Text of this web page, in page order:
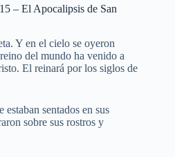
– El Apocalipsis de San
Y en el cielo se oyeron
del mundo ha venido a
El reinará por los siglos de
sentados en sus
sobre sus rostros y